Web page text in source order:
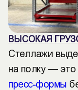
ВЫСОКАЯ
Стеллажи
на полку — это
пресс-формы